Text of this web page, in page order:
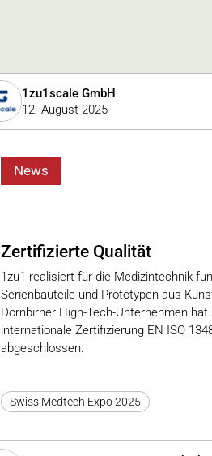
1zu1scale GmbH
12. August 2025
News
Zertifizierte Qualität
1zu1 realisiert für die Medizintechnik
Serienbauteile und Prototypen aus
Dornbirner High-Tech-Unternehmen hat
internationale Zertifizierung EN ISO
abgeschlossen.
Swiss Medtech Expo 2025